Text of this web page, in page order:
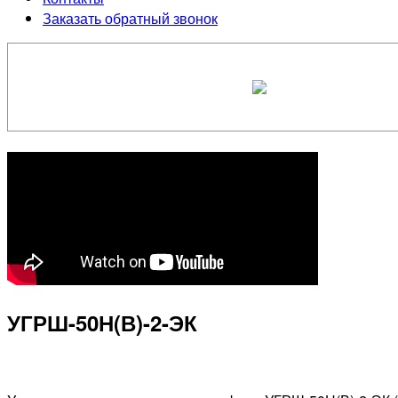
Заказать обратный звонок
УГРШ-50Н(В)-2-ЭК